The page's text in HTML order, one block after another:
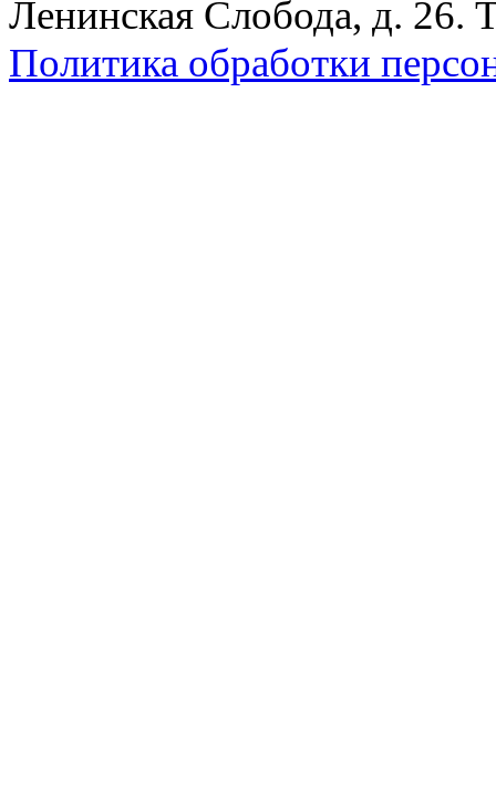
Ленинская Слобода, д. 26.
Политика обработки